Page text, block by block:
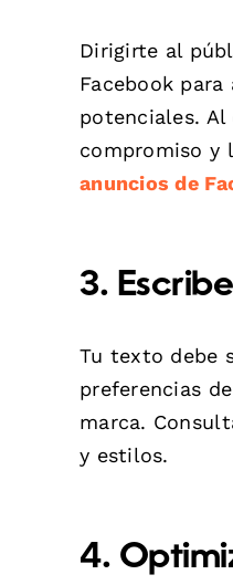
Dirigirte al
Facebook
potenciales. Al
compromiso y
anuncios de
3.
Tu texto debe
preferencias
marca.
y estilos.
4.